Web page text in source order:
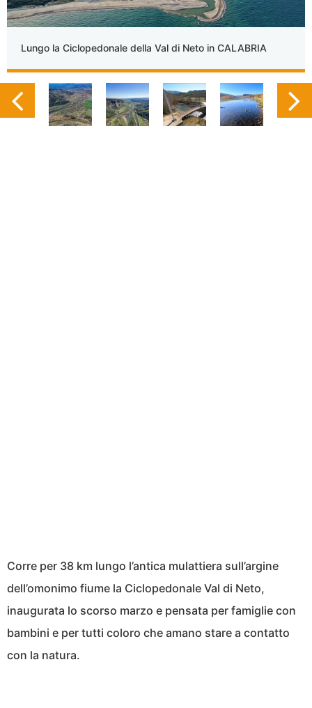
Lungo la Ciclopedonale della Val di Neto in CALABRIA
Corre per 38 km lungo l’antica mulattiera sull’argine
dell’omonimo fiume la Ciclopedonale Val di Neto,
inaugurata lo scorso marzo e pensata per famiglie con
bambini e per tutti coloro che amano stare a contatto
con la natura.